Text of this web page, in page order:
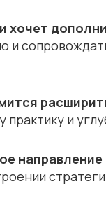
хочет
и